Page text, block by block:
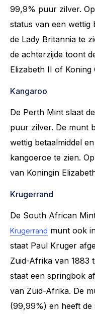
99,9% puur zilver.
status van een wettig
de Lady Britannia te
de achterzijde toont
Elizabeth II of Koning
Kangaroo
De Perth Mint slaat de
puur zilver. De munt
wettig betaalmiddel
kangoeroe te zien.
van Koningin
Krugerrand
De South African
Krugerrand munt ook
staat Paul Kruger
Zuid-Afrika van 1883
staat een springbok
van Zuid-Afrika. De
(99,99%) en heeft de